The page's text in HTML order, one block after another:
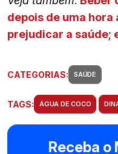
depois de uma
prejudicar a saúde;
CATEGORIAS: SAÚDE
TAGS: ÁGUA DE COCO
Receba o